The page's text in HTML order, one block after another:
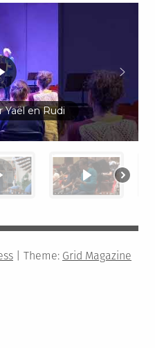
Yaël en Rudi
Theme: Grid Magazine